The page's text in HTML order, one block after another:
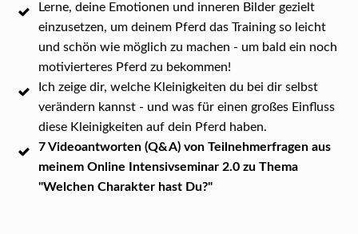
Lerne, deine Emotionen und inneren Bilder gezielt
einzusetzen, um deinem Pferd das Training so leicht
und schön wie möglich zu machen - um bald ein noch
motivierteres Pferd zu bekommen!
Ich zeige dir, welche Kleinigkeiten du bei dir selbst
verändern kannst - und was für einen großes Einfluss
diese Kleinigkeiten auf dein Pferd haben.
7 Videoantworten (Q&A) von Teilnehmerfragen aus
meinem Online Intensivseminar 2.0 zu Thema
"Welchen Charakter hast Du?"